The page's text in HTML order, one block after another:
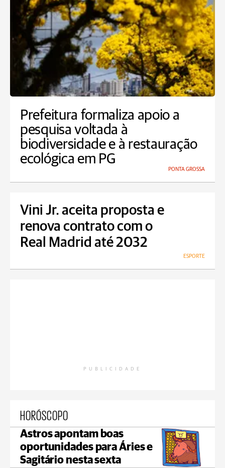
Prefeitura formaliza apoio a
pesquisa voltada à
biodiversidade e à restauração
ecológica em PG
PONTA GROSSA
Vini Jr. aceita proposta e
renova contrato com o
Real Madrid até 2032
ESPORTE
PUBLICIDADE
HORÓSCOPO
Astros apontam boas
oportunidades para Áries e
Sagitário nesta sexta